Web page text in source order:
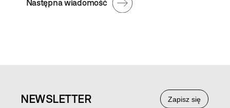
Następna wiadomość
Zapisz się
NEWSLETTER